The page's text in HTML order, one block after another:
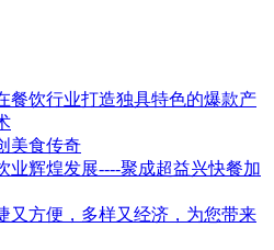
饮行业打造独具特色的爆款产
美食传奇
业辉煌发展----聚成超益兴快餐加
又方便，多样又经济，为您带来